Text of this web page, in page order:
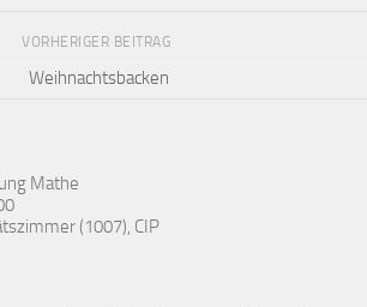
VORHERIGER BEITRAG
Weihnachtsbacken
Mathe
(1007), CIP